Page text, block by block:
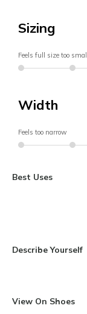
Sizing
Feels full size too
Width
Feels too narrow
Best Uses
Describe Yourself
View On Shoes